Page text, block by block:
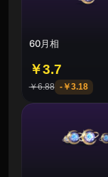
60月相
￥3.7
￥6.88 -￥3.18